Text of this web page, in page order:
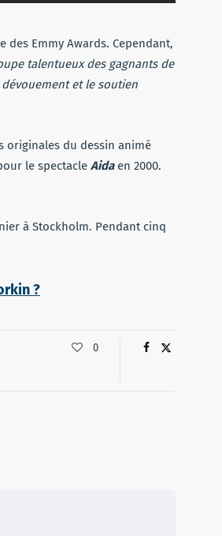
Emmy Awards. Cependant,
talentueux des gagnants de
dévouement et le soutien
originales du dessin animé
le spectacle Aidaen 2000.
à Stockholm. Pendant cinq
?
0